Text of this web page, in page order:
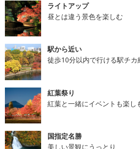
ライトアップ
昼とは違う景色を楽しむ
駅から近い
徒歩10分以内で行ける駅チカ
紅葉祭り
紅葉と一緒にイベントも楽し
国指定名勝
美しい景観にうっとり